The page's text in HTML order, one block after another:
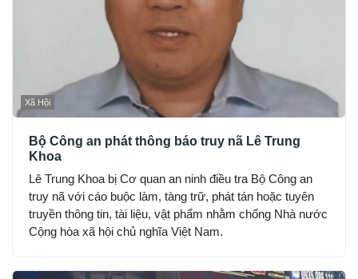
Xã Hội
Bộ Công an phát thông báo truy nã Lê Trung
Khoa
Lê Trung Khoa bị Cơ quan an ninh điều tra Bộ Công an
truy nã với cáo buộc làm, tàng trữ, phát tán hoặc tuyên
truyền thông tin, tài liệu, vật phẩm nhằm chống Nhà nước
Cộng hòa xã hội chủ nghĩa Việt Nam.